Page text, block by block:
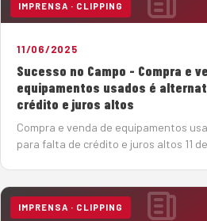
IMPRENSA · CLIPPING
11/06/2025
Sucesso no Campo - Compra e
equipamentos usados é
crédito e juros altos
Compra e venda de equipamentos
para falta de crédito e juros altos 11
soluções de créd…
IMPRENSA · CLIPPING